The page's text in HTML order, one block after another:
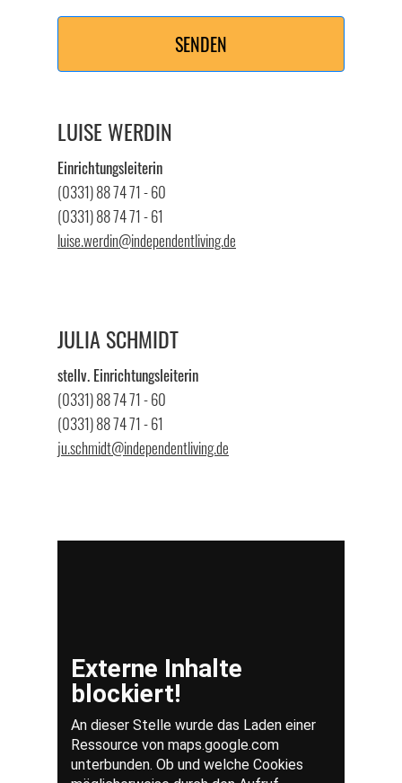
SENDEN
LUISE WERDIN
Einrichtungsleiterin
(0331) 88 74 71 - 60
(0331) 88 74 71 - 61
luise.werdin@independentliving.de
JULIA SCHMIDT
stellv. Einrichtungsleiterin
(0331) 88 74 71 - 60
(0331) 88 74 71 - 61
ju.schmidt@independentliving.de